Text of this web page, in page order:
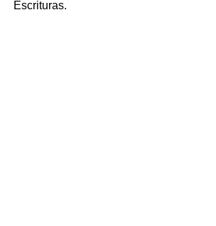
Escrituras.